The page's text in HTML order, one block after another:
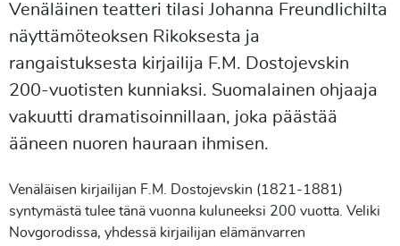
Venäläinen teatteri tilasi Johanna Freundlichilta
näyttämöteoksen Rikoksesta ja
rangaistuksesta kirjailija F.M. Dostojevskin
200-vuotisten kunniaksi. Suomalainen ohjaaja
vakuutti dramatisoinnillaan, joka päästää
ääneen nuoren hauraan ihmisen.
Venäläisen kirjailijan F.M. Dostojevskin (1821-1881)
syntymästä tulee tänä vuonna kuluneeksi 200 vuotta. Veliki
Novgorodissa, yhdessä kirjailijan elämänvarren